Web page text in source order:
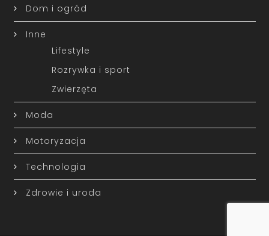
Dom i ogród
Inne
Lifestyle
Rozrywka i sport
Zwierzęta
Moda
Motoryzacja
Technologia
Zdrowie i uroda